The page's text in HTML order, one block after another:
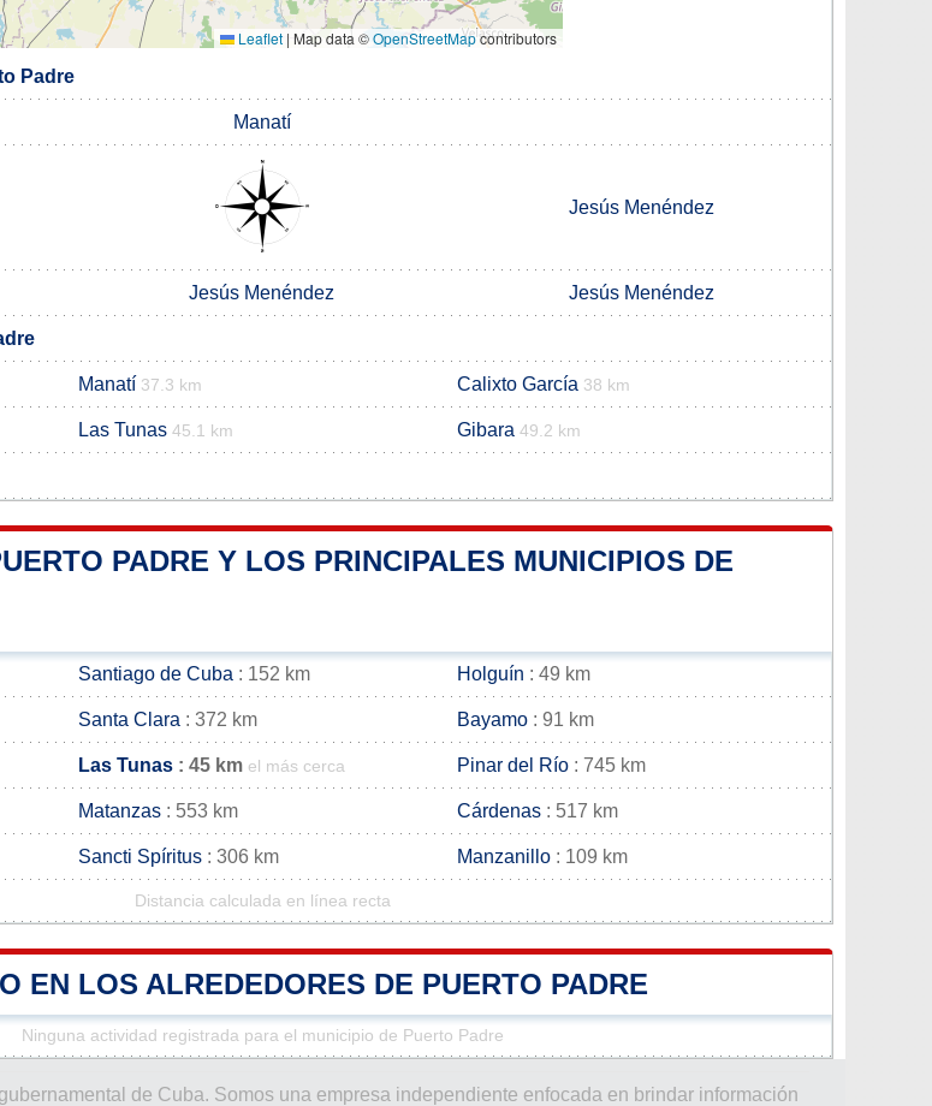
Leaflet | Map data ©OpenStreetMapcontributors
Padre
Manatí
Jesús Menéndez
Jesús Menéndez Jesús Menéndez
Manatí 37.3 km Calixto García 38 km
Las Tunas 45.1 km Gibara 49.2 km
PADRE Y LOS PRINCIPALES MUNICIPIOS DE
Santiago de Cuba : 152 km Holguín : 49 km
Santa Clara : 372 km Bayamo : 91 km
Las Tunas : 45 km el más cerca Pinar del Río : 745 km
Matanzas : 553 km Cárdenas : 517 km
Sancti Spíritus : 306 km Manzanillo : 109 km
Distancia calculada en línea recta
EN LOS ALREDEDORES DE PUERTO PADRE
Ninguna actividad registrada para el municipio de Puerto Padre
de Cuba. Somos una empresa independiente enfocada en brindar información